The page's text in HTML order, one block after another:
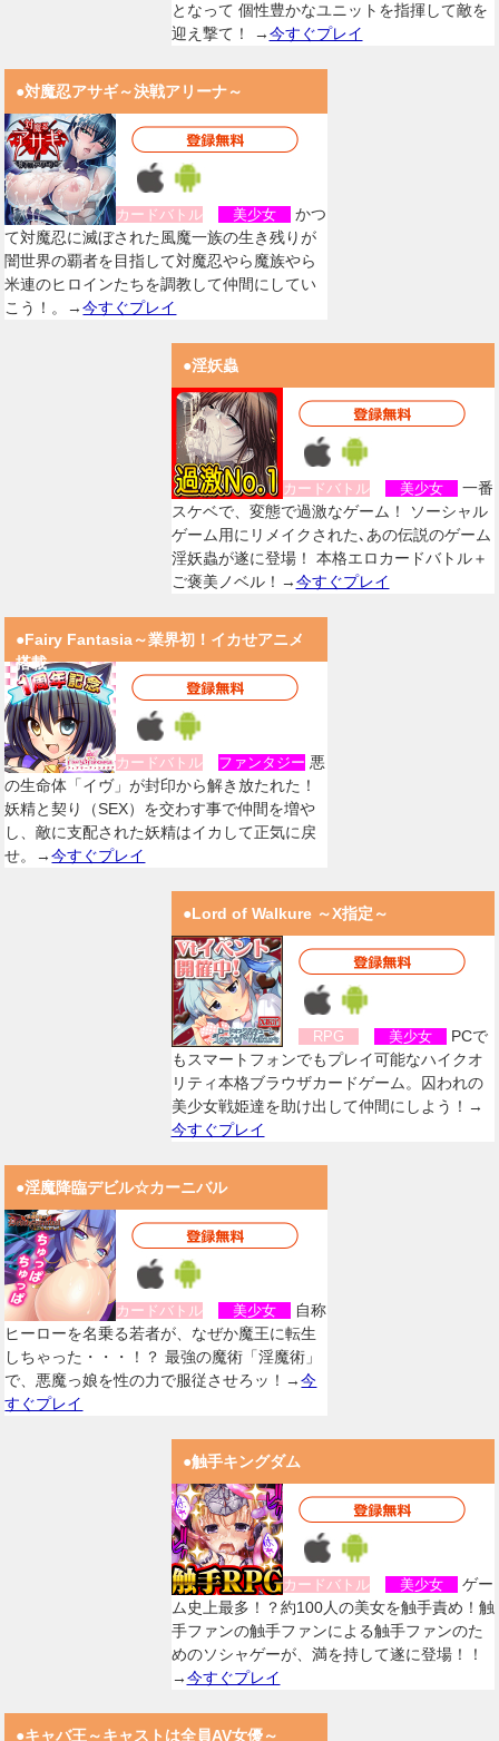
となって 個性豊かなユニットを指揮して敵を
迎え撃て！ →今すぐプレイ
●対魔忍アサギ～決戦アリーナ～
カードバトル 美少女
かつ
て対魔忍に滅ぼされた風魔一族の生き残りが
闇世界の覇者を目指して対魔忍やら魔族やら
米連のヒロインたちを調教して仲間にしてい
こう！。→今すぐプレイ
●淫妖蟲
カードバトル 美少女
一番
スケベで、変態で過激なゲーム！ ソーシャル
ゲーム用にリメイクされた､あの伝説のゲーム
淫妖蟲が遂に登場！ 本格エロカードバトル＋
ご褒美ノベル！→今すぐプレイ
●Fairy Fantasia～業界初！イカせアニメ
搭載
カードバトル ファンタジー 悪
の生命体「イヴ」が封印から解き放たれた！
妖精と契り（SEX）を交わす事で仲間を増や
し、敵に支配された妖精はイカして正気に戻
せ。→今すぐプレイ
●Lord of Walkure ～X指定～
RPG 美少女
PCで
もスマートフォンでもプレイ可能なハイクオ
リティ本格ブラウザカードゲーム。囚われの
美少女戦姫達を助け出して仲間にしよう！→
今すぐプレイ
●淫魔降臨デビル☆カーニバル
カードバトル 美少女
自称
ヒーローを名乗る若者が、なぜか魔王に転生
しちゃった・・・！？ 最強の魔術「淫魔術」
で、悪魔っ娘を性の力で服従させろッ！→今
すぐプレイ
●触手キングダム
カードバトル 美少女
ゲー
ム史上最多！？約100人の美女を触手責め！触
手ファンの触手ファンによる触手ファンのた
めのソシャゲーが、満を持して遂に登場！！
→今すぐプレイ
●キャバ王～キャストは全員AV女優～